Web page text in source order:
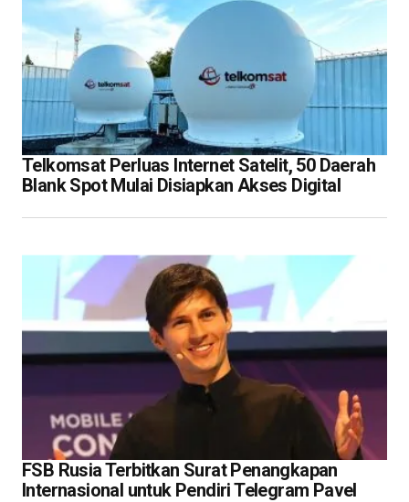
Telkomsat Perluas Internet Satelit, 50 Daerah
Blank Spot Mulai Disiapkan Akses Digital
FSB Rusia Terbitkan Surat Penangkapan
Internasional untuk Pendiri Telegram Pavel